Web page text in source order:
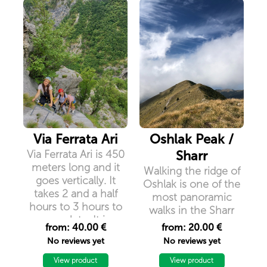
Via Ferrata Ari
Via Ferrata Ari is 450
meters long and it
goes vertically. It
takes 2 and a half
hours to 3 hours to
complete. It is
considered as
``easy`` and it
doesn`t require a
from: 40.00 €
No reviews yet
View product
Oshlak Peak /
Sharr
Walking the ridge of
Oshlak is one of the
most panoramic
walks in the Sharr
mountains
from: 20.00 €
No reviews yet
View product